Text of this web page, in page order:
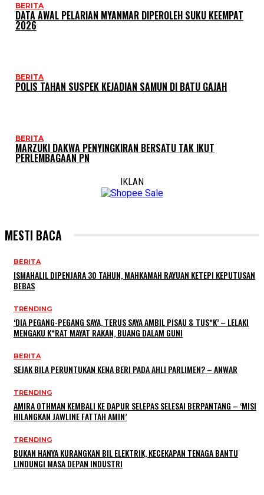
BERITA
DATA AWAL PELARIAN MYANMAR DIPEROLEH SUKU KEEMPAT
2026
BERITA
POLIS TAHAN SUSPEK KEJADIAN SAMUN DI BATU GAJAH
BERITA
MARZUKI DAKWA PENYINGKIRAN BERSATU TAK IKUT
PERLEMBAGAAN PN
IKLAN
MESTI BACA
BERITA
ISMAHALIL DIPENJARA 30 TAHUN, MAHKAMAH RAYUAN KETEPI KEPUTUSAN
BEBAS
TRENDING
‘DIA PEGANG-PEGANG SAYA, TERUS SAYA AMBIL PISAU & TUS*K’ – LELAKI
MENGAKU K*RAT MAYAT RAKAN, BUANG DALAM GUNI
BERITA
SEJAK BILA PERUNTUKAN KENA BERI PADA AHLI PARLIMEN? – ANWAR
TRENDING
AMIRA OTHMAN KEMBALI KE DAPUR SELEPAS SELESAI BERPANTANG – ‘MISI
HILANGKAN JAWLINE FATTAH AMIN’
TRENDING
BUKAN HANYA KURANGKAN BIL ELEKTRIK, KECEKAPAN TENAGA BANTU
LINDUNGI MASA DEPAN INDUSTRI